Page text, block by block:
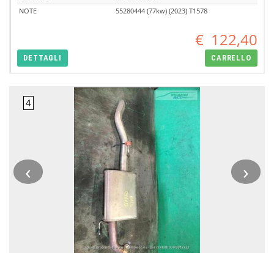
NOTE
55280444 (77kw) (2023) T1578
€ 122,40
DETTAGLI CARRELLO
‹ ›